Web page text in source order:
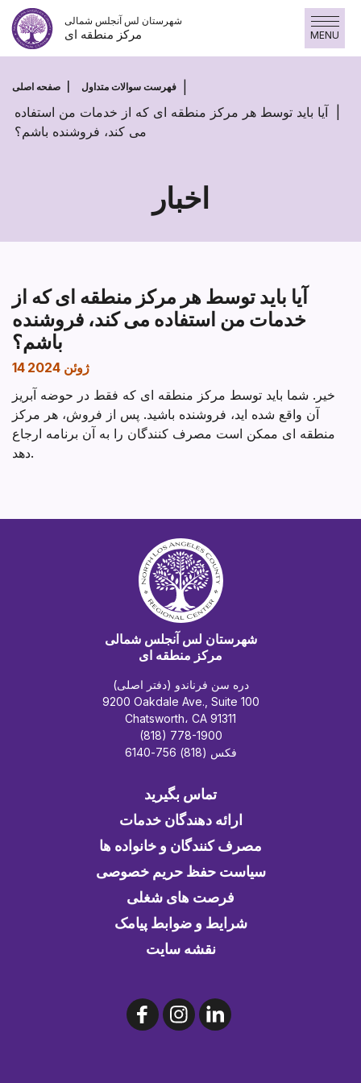
پرش
محتوا
شهرستان لس آنجلس شمالی
مرکز منطقه ای MENU
صفحه اصلی فهرست سوالات متداول
آیا باید توسط هر مرکز منطقه ای که از خدمات من استفاده
می کند، فروشنده باشم؟
اخبار
آیا باید توسط هر مرکز منطقه ای که از
خدمات من استفاده می کند، فروشنده
باشم؟
14 ژوئن 2024
خیر. شما باید توسط مرکز منطقه ای که فقط در حوضه آبریز
آن واقع شده اید، فروشنده باشید. پس از فروش، هر مرکز
منطقه ای ممکن است مصرف کنندگان را به آن برنامه ارجاع
دهد.
شهرستان لس آنجلس شمالی
مرکز منطقه ای
دره سن فرناندو (دفتر اصلی)
9200 Oakdale Ave., Suite 100
Chatsworth، CA 91311
(818) 778-1900
فکس (818) 756-6140
تماس بگیرید
ارائه دهندگان خدمات
مصرف کنندگان و خانواده ها
سیاست حفظ حریم خصوصی
فرصت های شغلی
شرایط و ضوابط پیامک
نقشه سایت